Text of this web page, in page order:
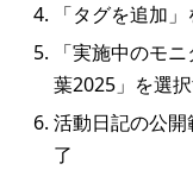
「タグを追加
「実施中のモ
葉2025」を選
活動日記の公
了